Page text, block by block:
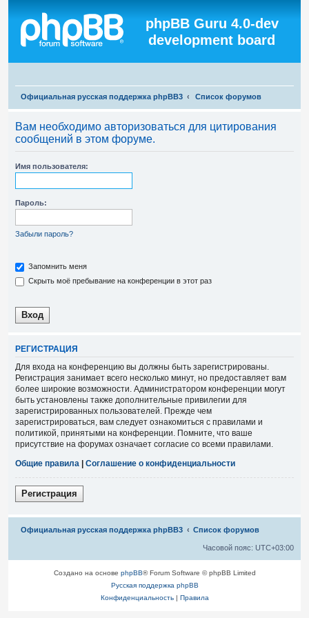
phpBB Guru 4.0-dev
development board
Официальная русская поддержка phpBB3 Список форумов
Вам необходимо авторизоваться для цитирования
сообщений в этом форуме.
Имя пользователя:
Пароль:
Забыли пароль?
Запомнить меня
Скрыть моё пребывание на конференции в этот раз
РЕГИСТРАЦИЯ
Для входа на конференцию вы должны быть зарегистрированы.
Регистрация занимает всего несколько минут, но предоставляет вам
более широкие возможности. Администратором конференции могут
быть установлены также дополнительные привилегии для
зарегистрированных пользователей. Прежде чем
зарегистрироваться, вам следует ознакомиться с правилами и
политикой, принятыми на конференции. Помните, что ваше
присутствие на форумах означает согласие со всеми правилами.
Общие правила
Соглашение о конфиденциальности
Регистрация
Официальная русская поддержка phpBB3 Список форумов
Часовой пояс: UTC+03:00
Связаться с
Создано на основе phpBB® Forum Software © phpBB Limited
Русская поддержка phpBB
Конфиденциальность| Правила